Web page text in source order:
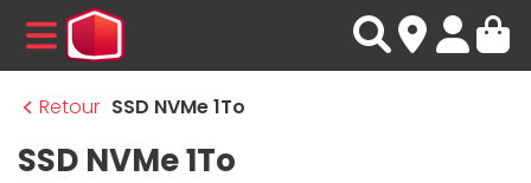
MENU
Retour SSD NVMe 1To
SSD NVMe 1To